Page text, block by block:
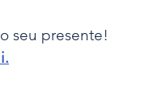
seu presente!